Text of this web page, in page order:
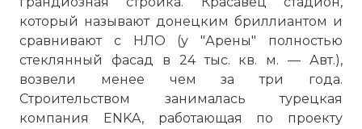
который называют донецким бриллиантом и
сравнивают с НЛО (у "Арены" полностью
стеклянный фасад в 24 тыс. кв. м. — Авт.),
возвели менее чем за три года.
Строительством занималась турецкая
компания ENKA, работающая по проекту